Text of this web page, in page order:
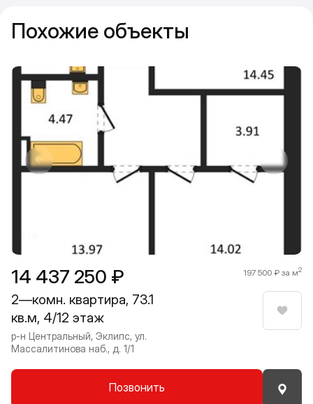
Похожие объекты
14 437 250 ₽ 197 500 ₽ за м2
2—комн. квартира, 73.1
кв.м, 4/12 этаж
р-н Центральный, Эклипс, ул.
Массалитинова наб., д. 1/1
Позвонить
Прокрутить влево